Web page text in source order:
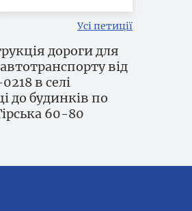
Усі петиції
дороги для
від
в селі
до будинків по
60-80